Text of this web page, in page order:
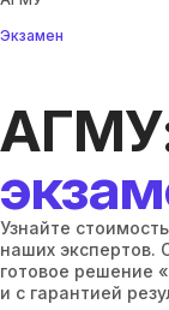
Экзамен
Узнайте
наших экспертов.
готовое решение
и с гарантией